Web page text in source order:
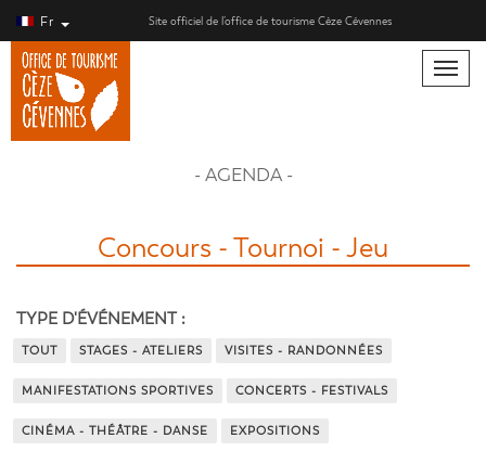
Fr Site officiel de l’office de tourisme Cèze Cévennes
Toggle
- AGENDA -
Concours - Tournoi - Jeu
TYPE D'ÉVÉNEMENT :
TOUT STAGES - ATELIERS VISITES - RANDONNÉES
MANIFESTATIONS SPORTIVES CONCERTS - FESTIVALS
CINÉMA - THÉÂTRE - DANSE EXPOSITIONS